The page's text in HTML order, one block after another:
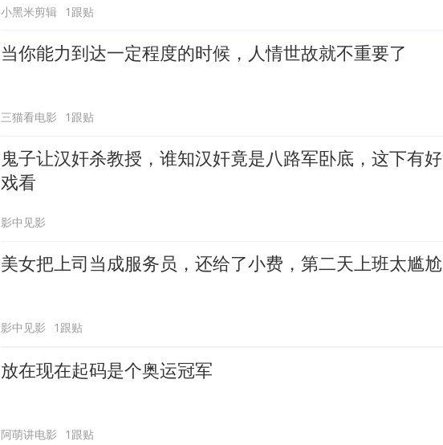
小黑米剪辑 1跟贴
当你能力到达一定程度的时候，人情世故就不重要了
三猫看电影 1跟贴
鬼子让汉奸杀教授，谁知汉奸竟是八路军卧底，这下有好
戏看
影中见影
美女把上司当成服务员，还给了小费，第二天上班太尴尬
影中见影 1跟贴
放在现在起码是个奥运冠军
阿萌讲电影 1跟贴